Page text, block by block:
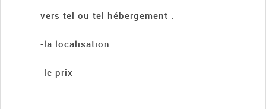
vers tel ou tel hébergement :
-la localisation
-le prix